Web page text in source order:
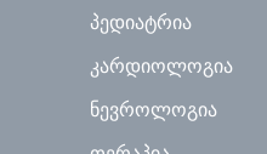
პედიატრია
კარდიოლოგია
ნევროლოგია